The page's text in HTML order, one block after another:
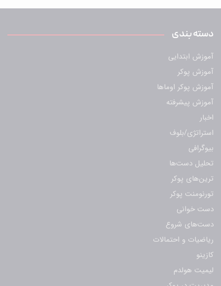
دسته بندی
آموزش ابتدایی
آموزش پوکر
آموزش پوکر اوماها
آموزش پیشرفته
اخبار
استراتژی/بلوف
بیوگرافی
تحلیل دست‌ها
ترین‌های پوکر
تورنومنت پوکر
دست خوانی
دست‌های شروع
ریاضیات و احتمالات
کازینو
لیمیت هولدم